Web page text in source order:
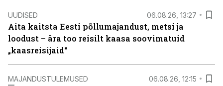
UUDISED 06.08.26, 13:27
Aita kaitsta Eesti põllumajandust, metsi ja
loodust – ära too reisilt kaasa soovimatuid
„kaasreisijaid“
MAJANDUSTULEMUSED 06.08.26, 12:15